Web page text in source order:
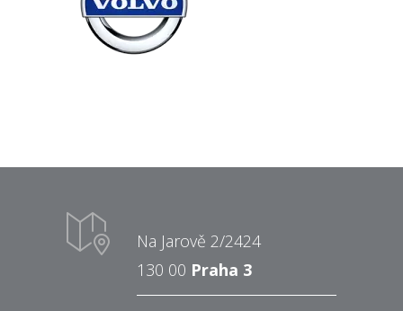
Na Jarově 2/2424
130 00 Praha 3